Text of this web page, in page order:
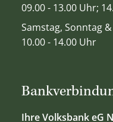
Ihre Volksbank eG
09.00 - 13.00 Uhr;
Samstag, Sonntag
10.00 - 14.00 Uhr